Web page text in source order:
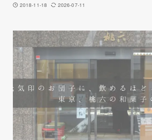
2018-11-18 2026-07-11